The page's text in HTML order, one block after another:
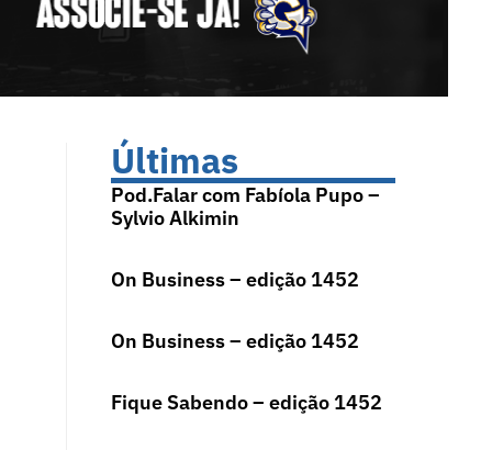
Últimas
Pod.Falar com Fabíola Pupo –
Sylvio Alkimin
On Business – edição 1452
On Business – edição 1452
Fique Sabendo – edição 1452